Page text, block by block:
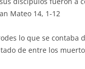
Mateo 14, 1-12
lo que se contaba
de entre los